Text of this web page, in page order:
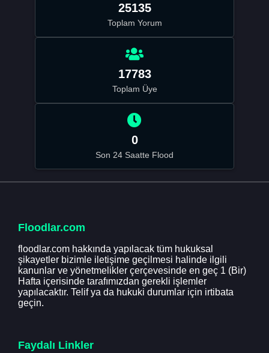
25135
Toplam Yorum
17783
Toplam Üye
0
Son 24 Saatte Flood
Floodlar.com
floodlar.com hakkında yapılacak tüm hukuksal
şikayetler bizimle iletişime geçilmesi halinde ilgili
kanunlar ve yönetmelikler çerçevesinde en geç 1 (Bir)
Hafta içerisinde tarafımızdan gerekli işlemler
yapılacaktır. Telif ya da hukuki durumlar için irtibata
geçin.
Faydalı Linkler